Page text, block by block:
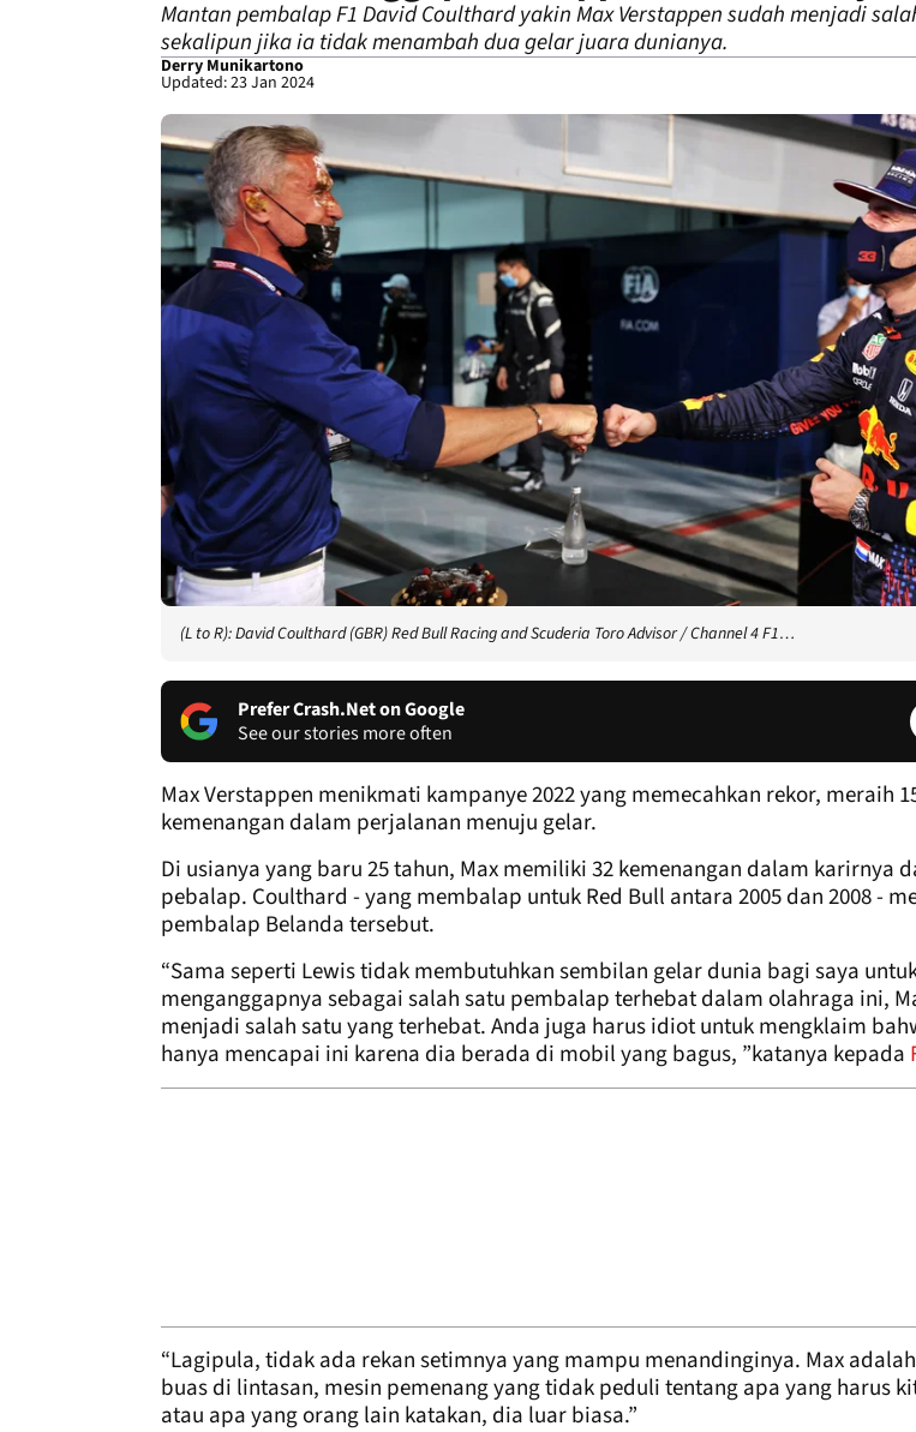
Mantan pembalap F1 David Coulthard yakin Max Verstappen sudah menjadi
sekalipun jika ia tidak menambah dua gelar juara dunianya.
Derry Munikartono
Updated: 23 Jan 2024
(L to R): David Coulthard (GBR) Red Bull Racing and Scuderia Toro Advisor / Channel 4 F1…
Prefer Crash.Net on Google
See our stories more often
Max Verstappen menikmati kampanye 2022 yang memecahkan rekor, meraih
kemenangan dalam perjalanan menuju gelar.
Di usianya yang baru 25 tahun, Max memiliki 32 kemenangan dalam karirnya
pebalap. Coulthard - yang membalap untuk Red Bull antara 2005 dan 2008 -
pembalap Belanda tersebut.
“Sama seperti Lewis tidak membutuhkan sembilan gelar dunia bagi saya
menganggapnya sebagai salah satu pembalap terhebat dalam olahraga ini,
menjadi salah satu yang terhebat. Anda juga harus idiot untuk mengklaim
hanya mencapai ini karena dia berada di mobil yang bagus, ”katanya kepada
“Lagipula, tidak ada rekan setimnya yang mampu menandinginya. Max
buas di lintasan, mesin pemenang yang tidak peduli tentang apa yang harus
atau apa yang orang lain katakan, dia luar biasa.”